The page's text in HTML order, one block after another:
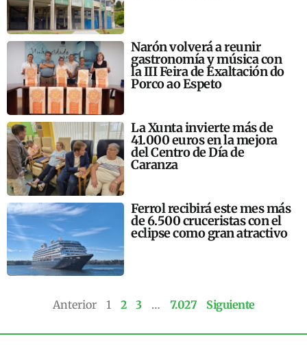
Narón volverá a reunir
gastronomía y música con
la III Feira de Exaltación do
Porco ao Espeto
La Xunta invierte más de
41.000 euros en la mejora
del Centro de Día de
Caranza
Ferrol recibirá este mes más
de 6.500 cruceristas con el
eclipse como gran atractivo
Anterior 1 2 3 … 7.027 Siguiente